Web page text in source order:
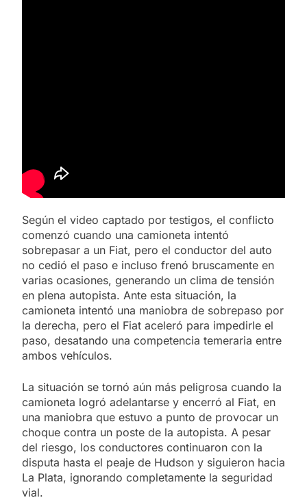
Según el video captado por testigos, el conflicto
comenzó cuando una camioneta intentó
sobrepasar a un Fiat, pero el conductor del auto
no cedió el paso e incluso frenó bruscamente en
varias ocasiones, generando un clima de tensión
en plena autopista. Ante esta situación, la
camioneta intentó una maniobra de sobrepaso por
la derecha, pero el Fiat aceleró para impedirle el
paso, desatando una competencia temeraria entre
ambos vehículos.
La situación se tornó aún más peligrosa cuando la
camioneta logró adelantarse y encerró al Fiat, en
una maniobra que estuvo a punto de provocar un
choque contra un poste de la autopista. A pesar
del riesgo, los conductores continuaron con la
disputa hasta el peaje de Hudson y siguieron hacia
La Plata, ignorando completamente la seguridad
vial.